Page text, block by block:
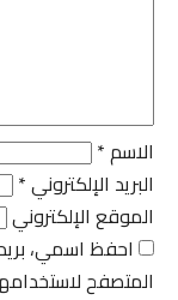
الاسم*
البريد الإلكتروني*
الموقع الإلكتروني
احفظ اسمي، بريدي
المتصفح